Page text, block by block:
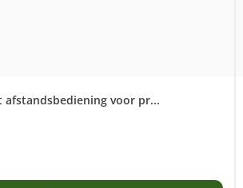
afstandsbediening voor pr...